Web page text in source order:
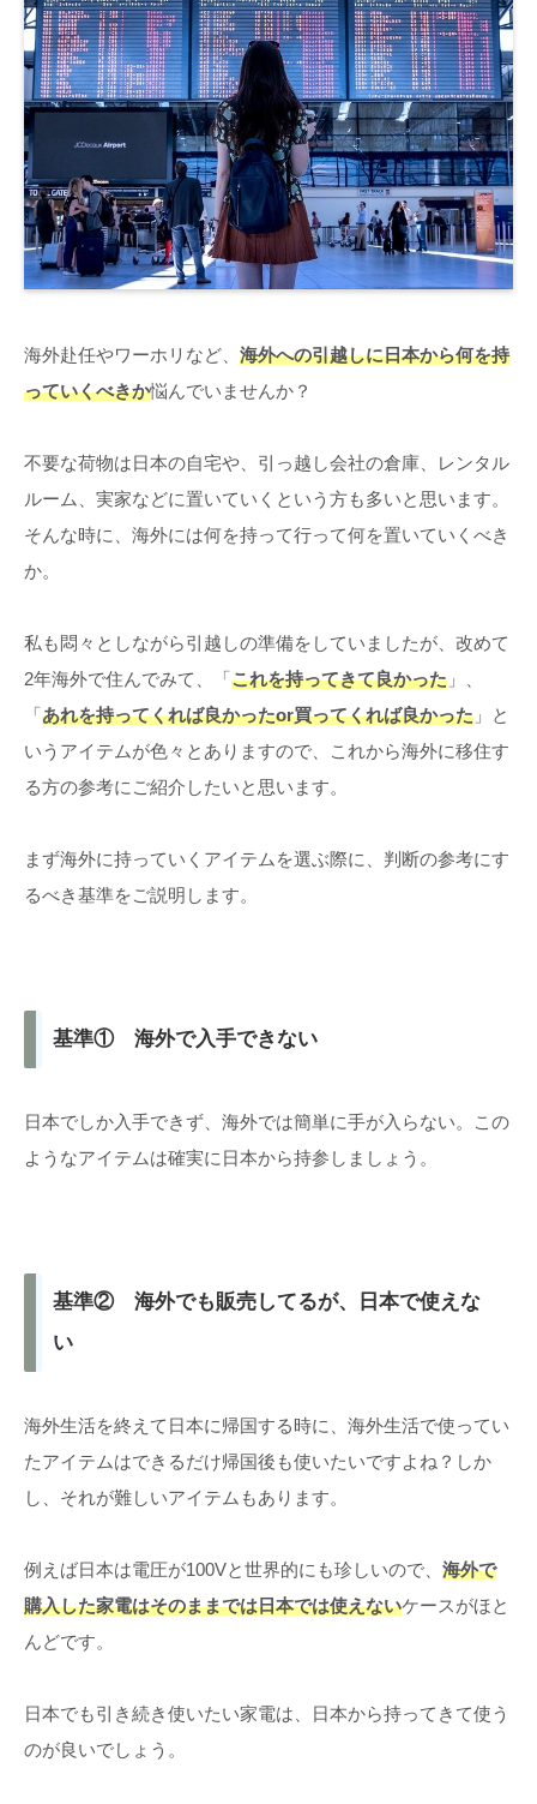
海外赴任やワーホリなど、 海外への引越しに日本から何を持
っていくべきか悩んでいませんか？
不要な荷物は日本の自宅や、引っ越し会社の倉庫、レンタル
ルーム、実家などに置いていくという方も多いと思います。
そんな時に、海外には何を持って行って何を置いていくべき
か。
私も悶々としながら引越しの準備をしていましたが、改めて
2年海外で住んでみて、「これを持ってきて良かった 」、
「あれを持ってくれば良かったor買ってくれば良かった 」と
いうアイテムが色々とありますので、これから海外に移住す
る方の参考にご紹介したいと思います。
まず海外に持っていくアイテムを選ぶ際に、判断の参考にす
るべき基準をご説明します。
基準① 海外で入手できない
日本でしか入手できず、海外では簡単に手が入らない。この
ようなアイテムは確実に日本から持参しましょう。
基準② 海外でも販売してるが、日本で使えな
い
海外生活を終えて日本に帰国する時に、海外生活で使ってい
たアイテムはできるだけ帰国後も使いたいですよね？しか
し、それが難しいアイテムもあります。
例えば日本は電圧が100Vと世界的にも珍しいので、 海外で
購入した家電はそのままでは日本では使えないケースがほと
んどです。
日本でも引き続き使いたい家電は、日本から持ってきて使う
のが良いでしょう。